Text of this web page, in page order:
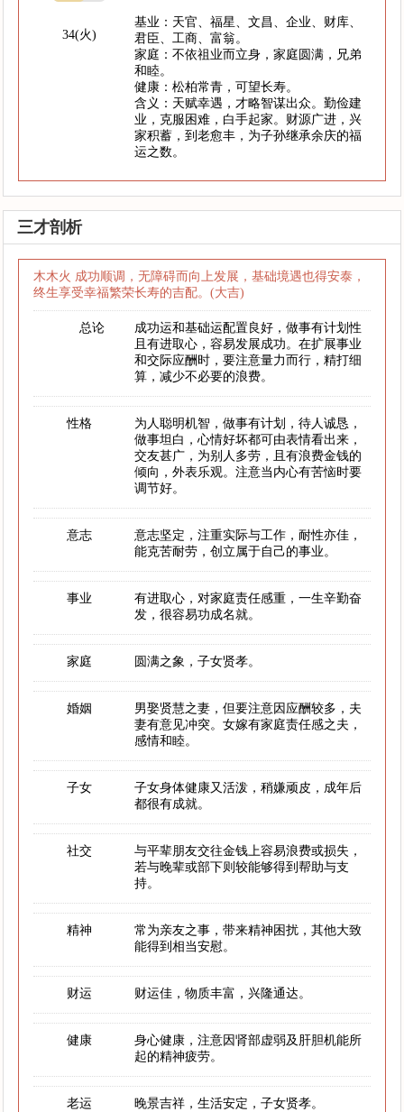
34(火)
基业：天官、福星、文昌、企业、财库、
君臣、工商、富翁。
家庭：不依祖业而立身，家庭圆满，兄弟
和睦。
健康：松柏常青，可望长寿。
含义：天赋幸遇，才略智谋出众。勤俭建
业，克服困难，白手起家。财源广进，兴
家积蓄，到老愈丰，为子孙继承余庆的福
运之数。
三才剖析
木木火 成功顺调，无障碍而向上发展，基础境遇也得安泰，
终生享受幸福繁荣长寿的吉配。(大吉)
总论
成功运和基础运配置良好，做事有计划性
且有进取心，容易发展成功。在扩展事业
和交际应酬时，要注意量力而行，精打细
算，减少不必要的浪费。
性格
为人聪明机智，做事有计划，待人诚恳，
做事坦白，心情好坏都可由表情看出来，
交友甚广，为别人多劳，且有浪费金钱的
倾向，外表乐观。注意当内心有苦恼时要
调节好。
意志
意志坚定，注重实际与工作，耐性亦佳，
能克苦耐劳，创立属于自己的事业。
事业
有进取心，对家庭责任感重，一生辛勤奋
发，很容易功成名就。
家庭 圆满之象，子女贤孝。
婚姻
男娶贤慧之妻，但要注意因应酬较多，夫
妻有意见冲突。女嫁有家庭责任感之夫，
感情和睦。
子女
子女身体健康又活泼，稍嫌顽皮，成年后
都很有成就。
社交
与平辈朋友交往金钱上容易浪费或损失，
若与晚辈或部下则较能够得到帮助与支
持。
精神
常为亲友之事，带来精神困扰，其他大致
能得到相当安慰。
财运 财运佳，物质丰富，兴隆通达。
健康
身心健康，注意因肾部虚弱及肝胆机能所
起的精神疲劳。
老运 晚景吉祥，生活安定，子女贤孝。